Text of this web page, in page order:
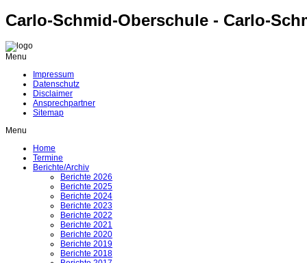
Carlo-Schmid-Oberschule - Carlo-
Menu
Impressum
Datenschutz
Disclaimer
Ansprechpartner
Sitemap
Menu
Home
Termine
Berichte/Archiv
Berichte 2026
Berichte 2025
Berichte 2024
Berichte 2023
Berichte 2022
Berichte 2021
Berichte 2020
Berichte 2019
Berichte 2018